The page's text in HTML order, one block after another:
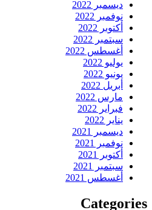
ديسمبر 2022
نوفمبر 2022
أكتوبر 2022
سبتمبر 2022
أغسطس 2022
يوليو 2022
يونيو 2022
أبريل 2022
مارس 2022
فبراير 2022
يناير 2022
ديسمبر 2021
نوفمبر 2021
أكتوبر 2021
سبتمبر 2021
أغسطس 2021
Categories